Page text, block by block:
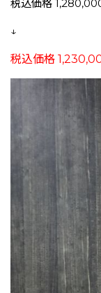
税込価格
↓
税込価格